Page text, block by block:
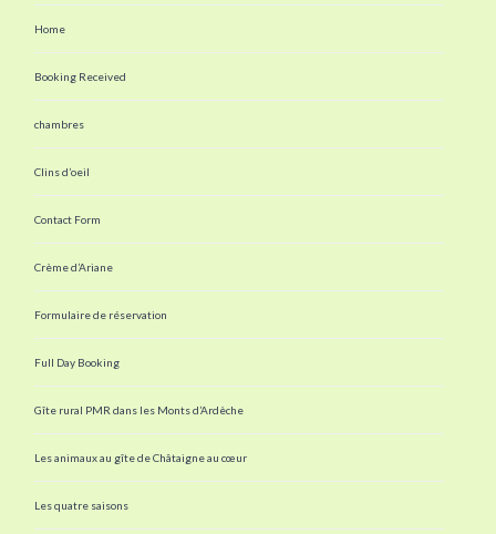
Home
Booking Received
chambres
Clins d’oeil
Contact Form
Crème d’Ariane
Formulaire de réservation
Full Day Booking
Gîte rural PMR dans les Monts d’Ardèche
Les animaux au gîte de Châtaigne au cœur
Les quatre saisons